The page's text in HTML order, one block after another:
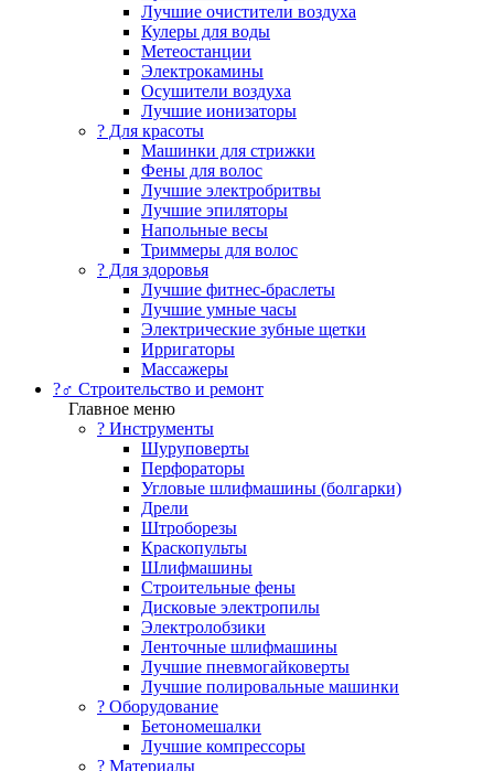
Лучшие очистители воздуха
Кулеры для воды
Метеостанции
Электрокамины
Осушители воздуха
Лучшие ионизаторы
? Для красоты
Машинки для стрижки
Фены для волос
Лучшие электробритвы
Лучшие эпиляторы
Напольные весы
Триммеры для волос
? Для здоровья
Лучшие фитнес-браслеты
Лучшие умные часы
Электрические зубные щетки
Ирригаторы
Массажеры
?‍♂️ Строительство и ремонт
Главное меню
?️ Инструменты
Шуруповерты
Перфораторы
Угловые шлифмашины (болгарки)
Дрели
Штроборезы
Краскопульты
Шлифмашины
Строительные фены
Дисковые электропилы
Электролобзики
Ленточные шлифмашины
Лучшие пневмогайковерты
Лучшие полировальные машинки
?️ Оборудование
Бетономешалки
Лучшие компрессоры
? Материалы